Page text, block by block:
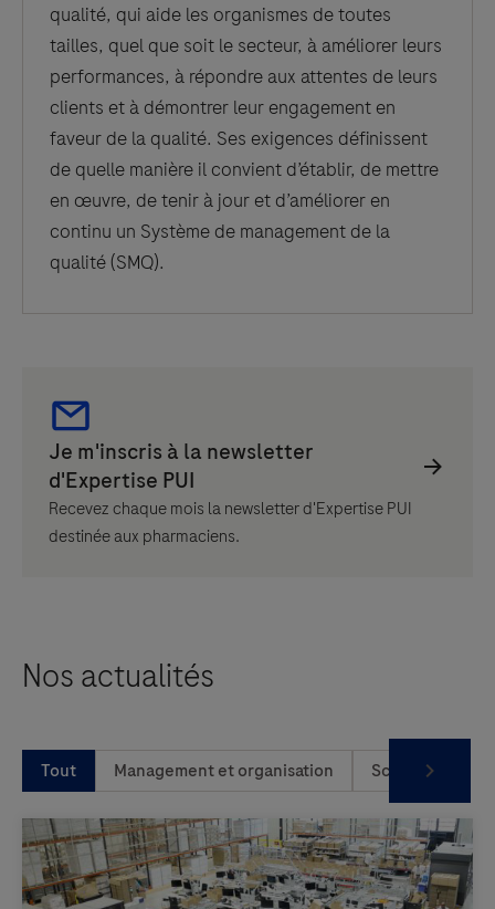
qualité, qui aide les organismes de toutes
tailles, quel que soit le secteur, à améliorer leurs
performances, à répondre aux attentes de leurs
clients et à démontrer leur engagement en
faveur de la qualité. Ses exigences définissent
de quelle manière il convient d’établir, de mettre
en œuvre, de tenir à jour et d’améliorer en
continu un Système de management de la
qualité (SMQ).
Recevez chaque mois la newsletter d'Expertise PUI
destinée aux pharmaciens.
Nos actualités